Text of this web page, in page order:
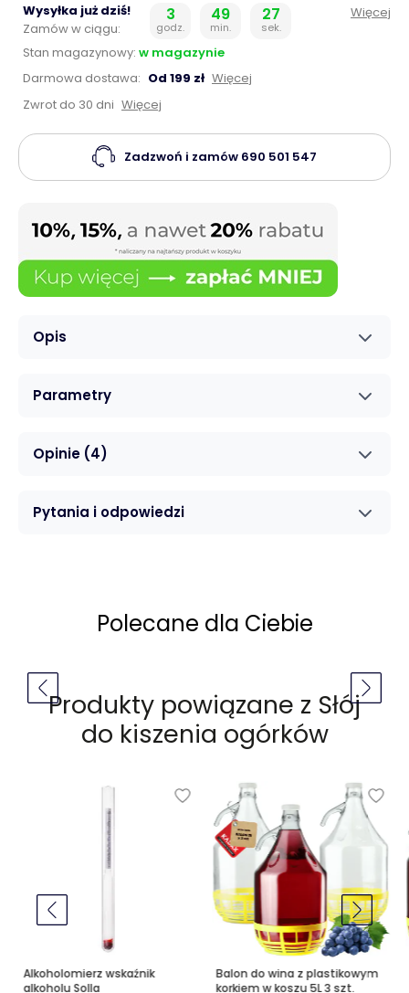
Opis
Parametry
Opinie (4)
Pytania i odpowiedzi
Wysyłka już dziś!
Zamów w ciągu:
3
godz.
49
min.
26
sek.
Więcej
Stan magazynowy: w magazynie
Darmowa dostawa: Od 199 zł Więcej
Zwrot do 30 dni Więcej
Zadzwoń i zamów 690 501 547
Polecane dla Ciebie
Produkty powiązane z Słój
do kiszenia ogórków
Alkoholomierz wskaźnik
alkoholu Solla
Balon do wina z plastikowym
korkiem w koszu 5L 3 szt.